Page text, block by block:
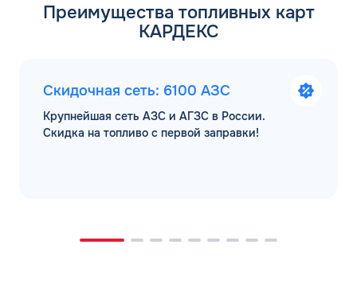
Преимущества топливных карт
КАРДЕКС
Скидочная сеть: 6100 АЗС
Крупнейшая сеть АЗС и АГЗС в России.
Скидка на топливо с первой заправки!